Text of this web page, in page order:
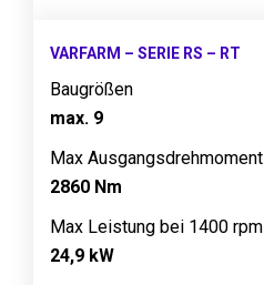
VARFARM – SERIE RS – RT
Baugrößen
max. 9
Max Ausgangsdrehmoment
2860 Nm
Max Leistung bei 1400 rpm
24,9 kW